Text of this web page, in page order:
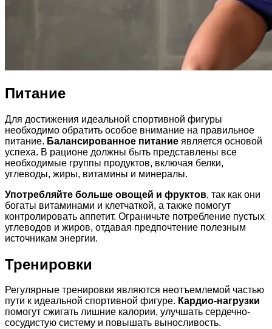
Питание
Для достижения идеальной спортивной фигуры
необходимо обратить особое внимание на правильное
питание. Балансированное питание является основой
успеха. В рационе должны быть представлены все
необходимые группы продуктов, включая белки,
углеводы, жиры, витамины и минералы.
Употребляйте больше овощей и фруктов, так как они
богаты витаминами и клетчаткой, а также помогут
контролировать аппетит. Ограничьте потребление пустых
углеводов и жиров, отдавая предпочтение полезным
источникам энергии.
Тренировки
Регулярные тренировки являются неотъемлемой частью
пути к идеальной спортивной фигуре. Кардио-нагрузки
помогут сжигать лишние калории, улучшать сердечно-
сосудистую систему и повышать выносливость.